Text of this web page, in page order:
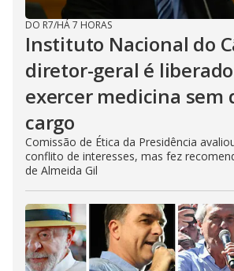
DO R7/HÁ 7 HORAS
Instituto Nacional do
diretor-geral é
exercer medicina sem
cargo
Comissão de Ética da Presidência
conflito de interesses, mas fez
de Almeida Gil